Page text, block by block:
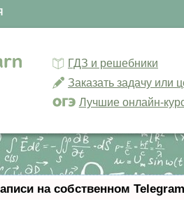
ГДЗ и решебники
Заказать задачу или
Лучшие онлайн-
на собственном